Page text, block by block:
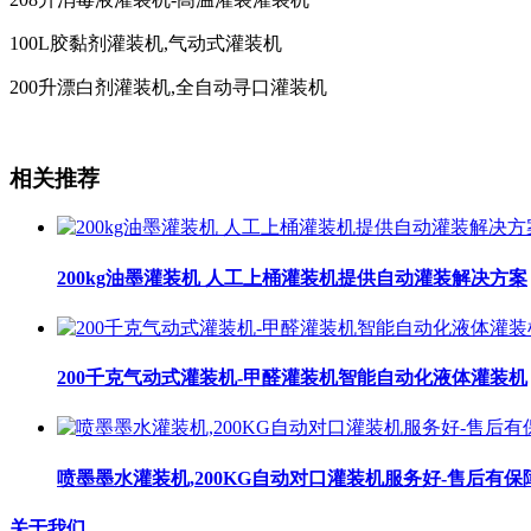
100L胶黏剂灌装机,气动式灌装机
200升漂白剂灌装机,全自动寻口灌装机
相关推荐
200kg油墨灌装机 人工上桶灌装机提供自动灌装解决方案
200千克气动式灌装机-甲醛灌装机智能自动化液体灌装机
喷墨墨水灌装机,200KG自动对口灌装机服务好-售后有保